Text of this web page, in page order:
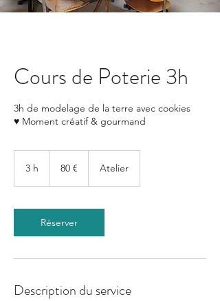
Cours de Poterie 3h
3h de modelage de la terre avec cookies
♥ Moment créatif & gourmand
3 h 80 € Atelier
Réserver
Description du service